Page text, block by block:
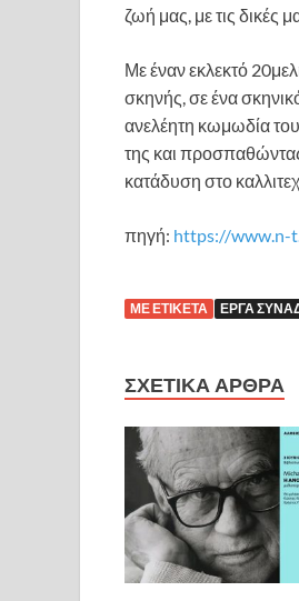
ζωή μας, με τις δικές
Με έναν εκλεκτό
σκηνής, σε ένα
ανελέητη κωμωδία
της και
κατάδυση στο
πηγή: https://www.n-
ΜΕ ΕΤΙΚΈΤΑ ΈΡΓΑ
ΣΧΕΤΙΚΆ ΆΡΘΡΑ